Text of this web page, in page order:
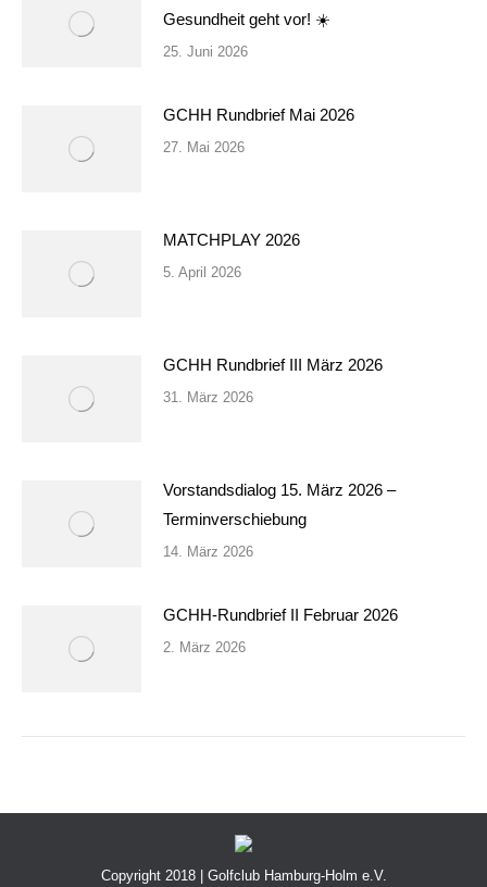
Gesundheit geht vor! ☀️
25. Juni 2026
GCHH Rundbrief Mai 2026
27. Mai 2026
MATCHPLAY 2026
5. April 2026
GCHH Rundbrief III März 2026
31. März 2026
Vorstandsdialog 15. März 2026 –
Terminverschiebung
14. März 2026
GCHH-Rundbrief II Februar 2026
2. März 2026
Copyright 2018 | Golfclub Hamburg-Holm e.V.